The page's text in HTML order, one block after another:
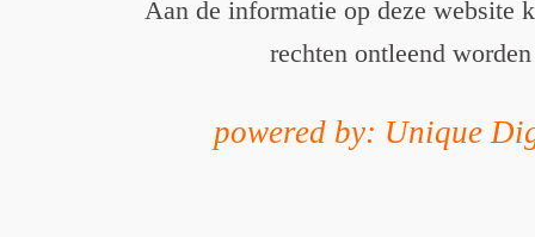
Aan de informatie op deze website
rechten ontleend worden
powered by: Unique